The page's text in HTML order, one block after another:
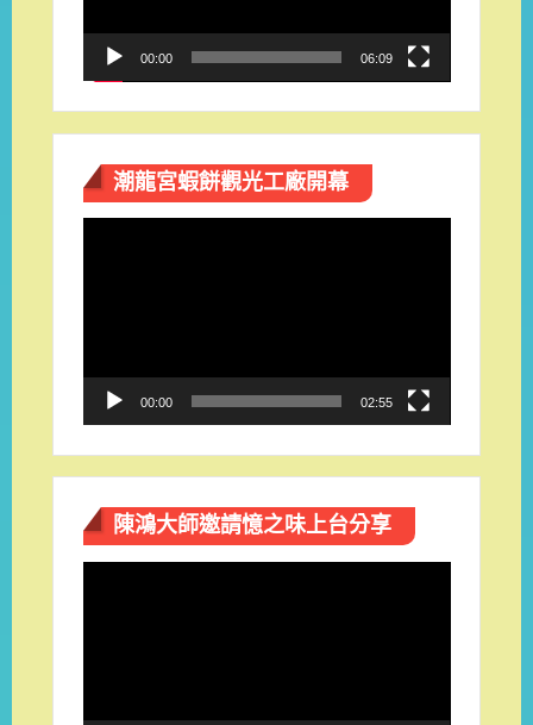
00:00 06:09
潮龍宮蝦餅觀光工廠開幕
00:00 02:55
陳鴻大師邀請憶之味上台分享